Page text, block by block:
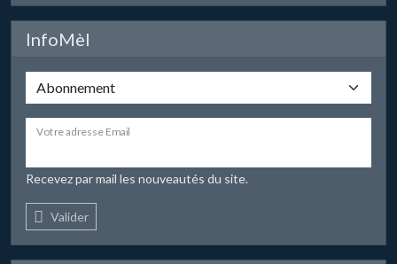
InfoMèl
Votre adresse Email
Recevez par mail les nouveautés du site.
Valider